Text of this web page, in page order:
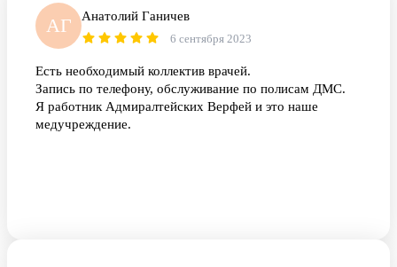
АГ Анатолий Ганичев
6 сентября 2023
Есть необходимый коллектив врачей.
Запись по телефону, обслуживание по полисам ДМС.
Я работник Адмиралтейских Верфей и это наше
медучреждение.